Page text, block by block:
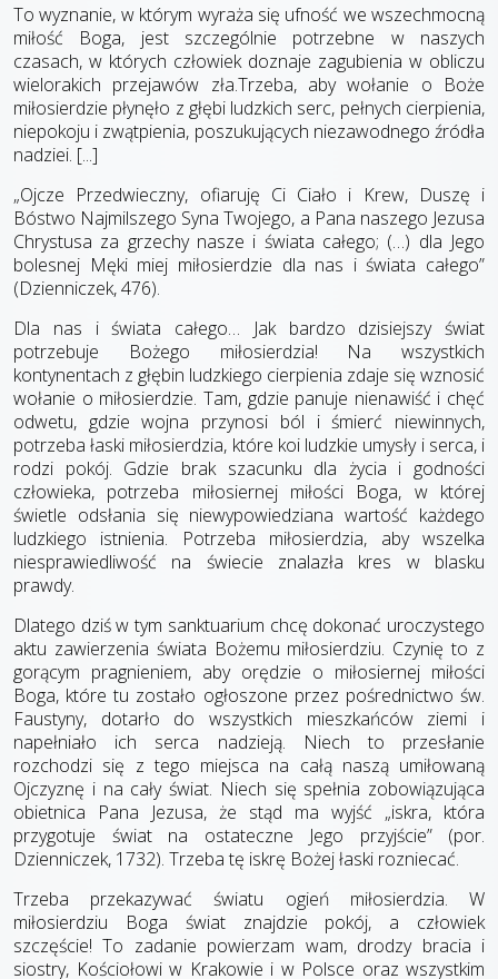
To wyznanie, w którym wyraża się ufność we wszechmocną
miłość Boga, jest szczególnie potrzebne w naszych
czasach, w których człowiek doznaje zagubienia w obliczu
wielorakich przejawów zła.Trzeba, aby wołanie o Boże
miłosierdzie płynęło z głębi ludzkich serc, pełnych cierpienia,
niepokoju i zwątpienia, poszukujących niezawodnego źródła
nadziei. [...]
„Ojcze Przedwieczny, ofiaruję Ci Ciało i Krew, Duszę i
Bóstwo Najmilszego Syna Twojego, a Pana naszego Jezusa
Chrystusa za grzechy nasze i świata całego; (…) dla Jego
bolesnej Męki miej miłosierdzie dla nas i świata całego”
(Dzienniczek, 476).
Dla nas i świata całego… Jak bardzo dzisiejszy świat
potrzebuje Bożego miłosierdzia! Na wszystkich
kontynentach z głębin ludzkiego cierpienia zdaje się wznosić
wołanie o miłosierdzie. Tam, gdzie panuje nienawiść i chęć
odwetu, gdzie wojna przynosi ból i śmierć niewinnych,
potrzeba łaski miłosierdzia, które koi ludzkie umysły i serca, i
rodzi pokój. Gdzie brak szacunku dla życia i godności
człowieka, potrzeba miłosiernej miłości Boga, w której
świetle odsłania się niewypowiedziana wartość każdego
ludzkiego istnienia. Potrzeba miłosierdzia, aby wszelka
niesprawiedliwość na świecie znalazła kres w blasku
prawdy.
Dlatego dziś w tym sanktuarium chcę dokonać uroczystego
aktu zawierzenia świata Bożemu miłosierdziu. Czynię to z
gorącym pragnieniem, aby orędzie o miłosiernej miłości
Boga, które tu zostało ogłoszone przez pośrednictwo św.
Faustyny, dotarło do wszystkich mieszkańców ziemi i
napełniało ich serca nadzieją. Niech to przesłanie
rozchodzi się z tego miejsca na całą naszą umiłowaną
Ojczyznę i na cały świat. Niech się spełnia zobowiązująca
obietnica Pana Jezusa, że stąd ma wyjść „iskra, która
przygotuje świat na ostateczne Jego przyjście” (por.
Dzienniczek, 1732). Trzeba tę iskrę Bożej łaski rozniecać.
Trzeba przekazywać światu ogień miłosierdzia. W
miłosierdziu Boga świat znajdzie pokój, a człowiek
szczęście! To zadanie powierzam wam, drodzy bracia i
siostry, Kościołowi w Krakowie i w Polsce oraz wszystkim